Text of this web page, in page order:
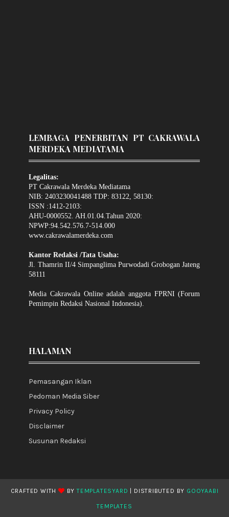
LEMBAGA PENERBITAN PT CAKRAWALA
MERDEKA MEDIATAMA
Legalitas:
PT Cakrawala Merdeka Mediatama
NIB: 2403230041488 TDP: 83122, 58130:
ISSN :1412-2103:
AHU-0000552. AH.01.04.Tahun 2020:
NPWP:94.542.576.7-514.000
www.cakrawalamerdeka.com
Kantor Redaksi /Tata Usaha:
Jl. Thamrin II/4 Simpanglima Purwodadi Grobogan Jateng
58111
Media Cakrawala Online adalah anggota FPRNI (Forum
Pemimpin Redaksi Nasional Indonesia).
HALAMAN
Pemasangan Iklan
Pedoman Media Siber
Privacy Policy
Disclaimer
Susunan Redaksi
CRAFTED WITH BYTEMPLATESYARD | DISTRIBUTED BY GOOYAABI
TEMPLATES